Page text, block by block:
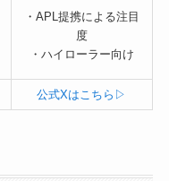
・APL提携による注目
度
・ハイローラー向け
公式Xはこちら▷